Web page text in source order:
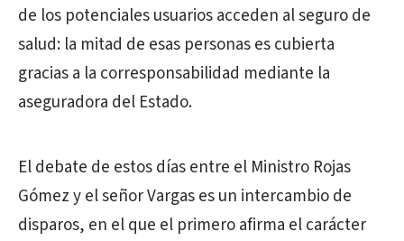
de los potenciales usuarios acceden al seguro de
salud: la mitad de esas personas es cubierta
gracias a la corresponsabilidad mediante la
aseguradora del Estado.
El debate de estos días entre el Ministro Rojas
Gómez y el señor Vargas es un intercambio de
disparos, en el que el primero afirma el carácter